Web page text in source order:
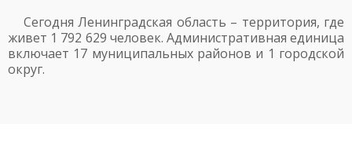
Сегодня Ленинградская область – территория, где
живет 1 792 629 человек. Административная единица
включает 17 муниципальных районов и 1 городской
округ.